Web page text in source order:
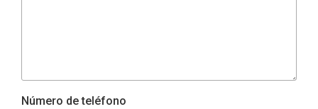
Número de teléfono